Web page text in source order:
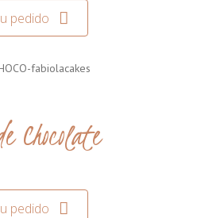
pedido
Chocolate
pedido